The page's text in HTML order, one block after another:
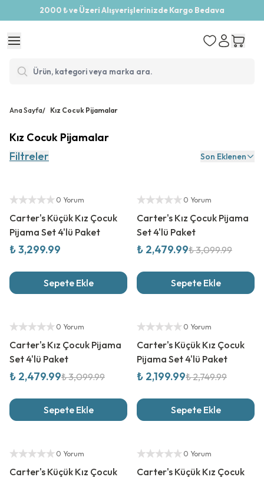
2000 ₺ ve Üzeri Alışverişlerinizde Kargo Bedava
Ana Sayfa/ Kız Cocuk Pijamalar
Kız Cocuk Pijamalar
Filtreler
Son Eklenen
0 Yorum
Carter's Küçük Kız Çocuk
Pijama Set 4'lü Paket
₺ 3,299.99
Sepete Ekle
Yetkili Satıcı
0 Yorum
Carter's Kız Çocuk Pijama
Set 4'lü Paket
₺ 2,479.99₺ 3,099.99
Sepete Ekle
Yetkili Satıcı
0 Yorum
Carter's Kız Çocuk Pijama
Set 4'lü Paket
₺ 2,479.99₺ 3,099.99
Sepete Ekle
Yetkili Satıcı
0 Yorum
Carter's Küçük Kız Çocuk
Pijama Set 4'lü Paket
₺ 2,199.99₺ 2,749.99
Sepete Ekle
Yetkili Satıcı
0 Yorum
Carter's Küçük Kız Çocuk
Yetkili Satıcı
0 Yorum
Carter's Küçük Kız Çocuk